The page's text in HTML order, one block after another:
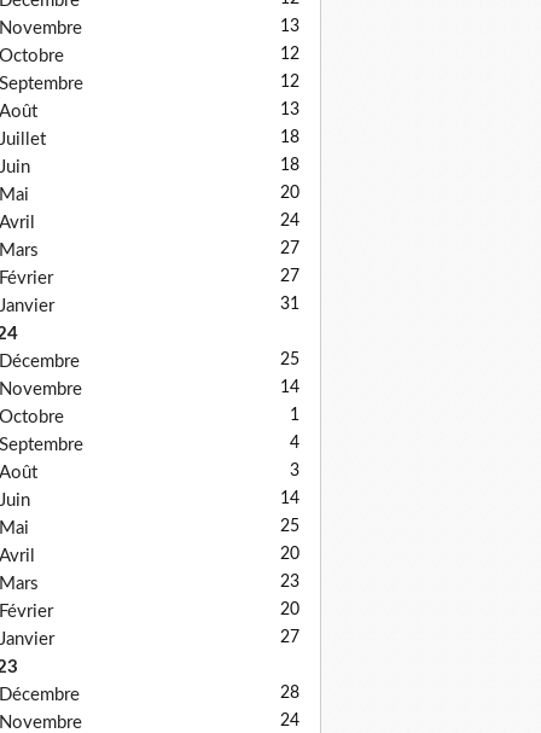
Novembre 13
Octobre 12
Septembre 12
Août 13
Juillet 18
Juin 18
Mai 20
Avril 24
Mars 27
Février 27
Janvier 31
Décembre
25
Novembre 14
Octobre 1
Septembre 4
Août 3
Juin 14
Mai 25
Avril 20
Mars 23
Février 20
Janvier 27
Décembre
28
Novembre 24